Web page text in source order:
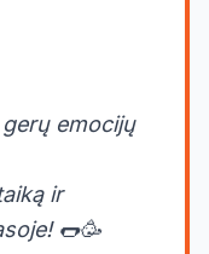
emocijų
ir
🌭🥳